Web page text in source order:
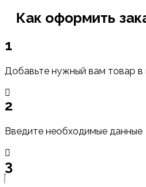
Как оформить
1
Добавьте нужный вам товар в
2
Введите необходимые данные
3